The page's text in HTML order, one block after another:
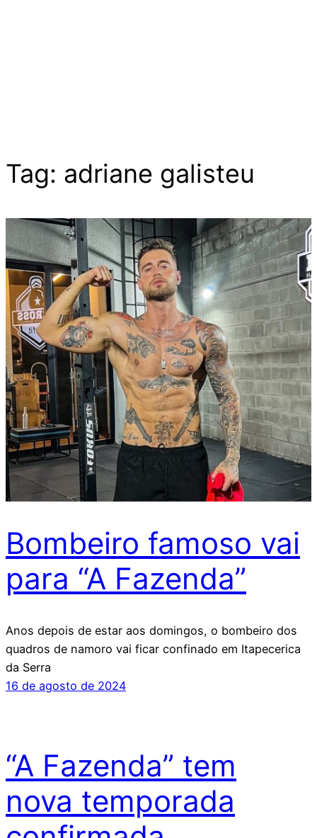
Tag: adriane galisteu
Bombeiro famoso vai
para “A Fazenda”
Anos depois de estar aos domingos, o bombeiro dos
quadros de namoro vai ficar confinado em Itapecerica
da Serra
16 de agosto de 2024
“A Fazenda” tem
nova temporada